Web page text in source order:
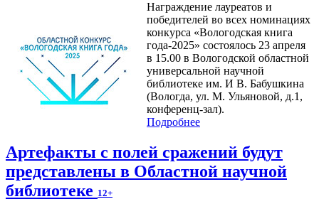
Награждение лауреатов и
победителей во всех номинациях
конкурса «Вологодская книга
года-2025» состоялось 23 апреля
в 15.00 в Вологодской областной
универсальной научной
библиотеке им. И В. Бабушкина
(Вологда, ул. М. Ульяновой, д.1,
конференц-зал).
Подробнее
Артефакты с полей сражений будут
представлены в Областной научной
библиотеке 12+